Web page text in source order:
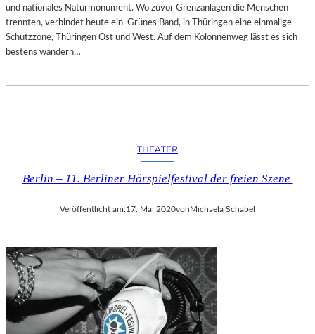
und nationales Naturmonument. Wo zuvor Grenzanlagen die Menschen
trennten, verbindet heute ein Grünes Band, in Thüringen eine einmalige
Schutzzone, Thüringen Ost und West. Auf dem Kolonnenweg lässt es sich
bestens wandern…
THEATER
Berlin – 11. Berliner Hörspielfestival der freien Szene
Veröffentlicht am:17. Mai 2020vonMichaela Schabel